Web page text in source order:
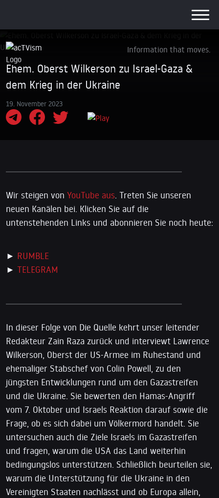
Information that moves.
Ehem. Oberst Wilkerson zu Israel-Gaza &
dem Krieg in der Ukraine
19. November 2023
Wir steigen von YouTube aus. Treten Sie unseren
neuen Kanälen bei. Klicken Sie auf die
untenstehenden Links und abonnieren Sie noch heute:
► RUMBLE
► TELEGRAM
In dieser Folge von Die Quelle kehrt unser leitender
Redakteur Zain Raza zurück und interviewt Lawrence
Wilkerson, Oberst der US-Armee im Ruhestand und
ehemaliger Stabschef von Colin Powell, zu den
jüngsten Entwicklungen rund um den Gazastreifen
und die Ukraine. Sie bewerten den Hamas-Angriff
vom 7. Oktober und Israels Reaktion darauf sowie die
Frage, ob es sich dabei um Völkermord handelt. Sie
untersuchen auch die Ziele Israels im Gazastreifen
und fragen, warum die USA das Land weiterhin
bedingungslos unterstützen. Schließlich beurteilen sie,
warum die Unterstützung für die Ukraine in den
Vereinigten Staaten nachlässt und ob Europa allein,